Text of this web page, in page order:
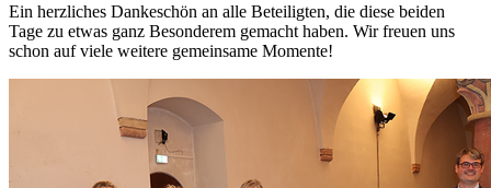
Ein herzliches Dankeschön an alle Beteiligten, die diese beiden
Tage zu etwas ganz Besonderem gemacht haben. Wir freuen uns
schon auf viele weitere gemeinsame Momente!